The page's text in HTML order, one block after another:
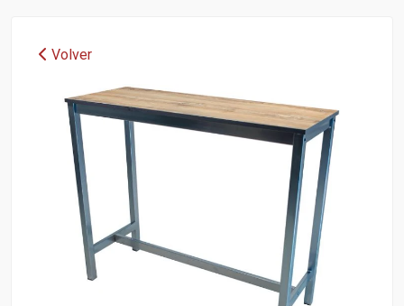
Volver